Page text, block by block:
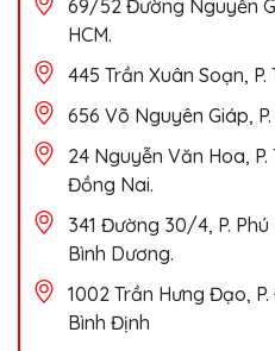
69/52 Đường Nguyễn
HCM.
445 Trần Xuân Soạn, P.
656 Võ Nguyên Giáp,
24 Nguyễn Văn Hoa,
Đồng Nai.
341 Đường 30/4, P.
Bình Dương.
1002 Trần Hưng Đạo,
Bình Định